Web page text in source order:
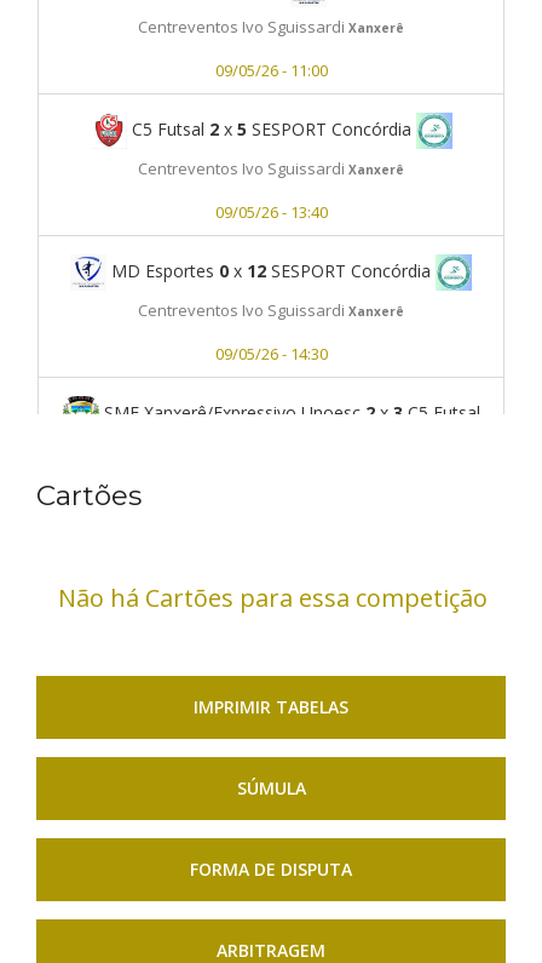
Centreventos Ivo Sguissardi Xanxerê
09/05/26 - 11:00
C5 Futsal 2x 5 SESPORT Concórdia
Centreventos Ivo Sguissardi Xanxerê
09/05/26 - 13:40
MD Esportes 0 x 12 SESPORT Concórdia
Centreventos Ivo Sguissardi Xanxerê
09/05/26 - 14:30
SME Xanxerê/Expressivo Unoesc 2x 3 C5 Futsal
Centreventos Ivo Sguissardi
Cartões
Não há Cartões para essa competição
IMPRIMIR TABELAS
SÚMULA
FORMA DE DISPUTA
ARBITRAGEM